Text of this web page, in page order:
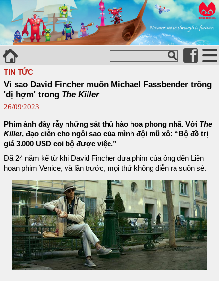
TIN TỨC
Vì sao David Fincher muốn Michael Fassbender trông
'dị hợm' trong The Killer
26/09/2023
Phim ảnh đầy rẫy những sát thủ hào hoa phong nhã. Với The
Killer, đạo diễn cho ngôi sao của mình đội mũ xô: “Bộ đồ trị
giá 3.000 USD coi bộ được việc.”
Đã 24 năm kể từ khi David Fincher đưa phim của ông đến Liên
hoan phim Venice, và lần trước, mọi thứ không diễn ra suôn sẻ.